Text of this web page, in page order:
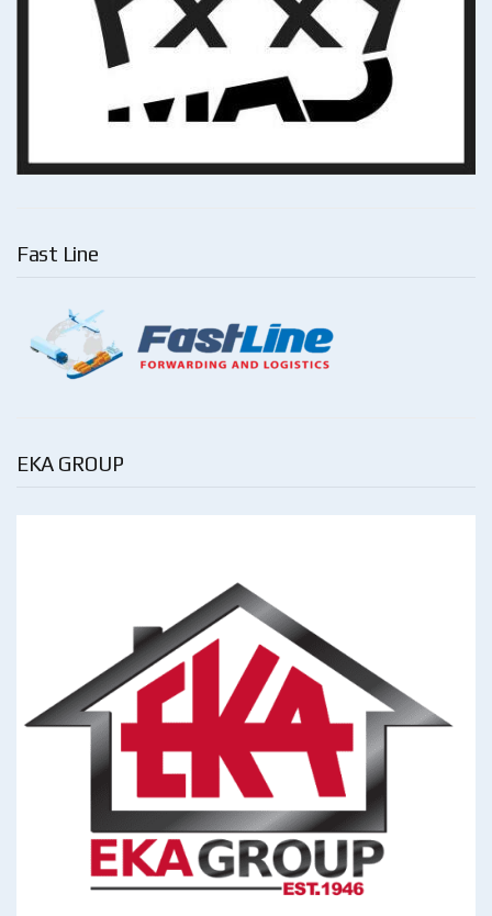
Fast Line
EKA GROUP